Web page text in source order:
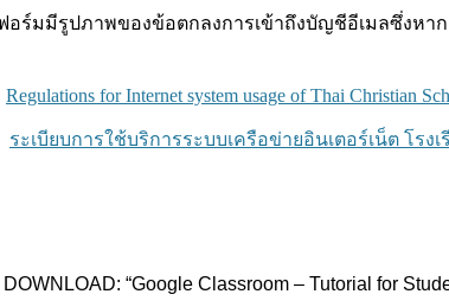
อร์มมีรูปภาพของข้อตกลงการเข้าถึงบัญชีอีเมลซึ่งหา
Regulations for Internet system usage of Thai Christian
ระเบียบการใช้บริการระบบเครือข่ายอินเตอร์เน็ต โรง
DOWNLOAD: “Google Classroom – Tutorial for